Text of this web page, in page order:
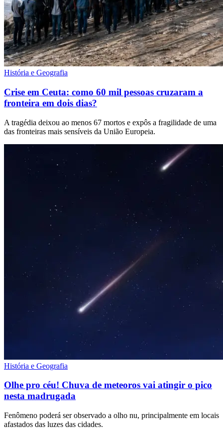
História e Geografia
Crise em Ceuta: como 60 mil pessoas cruzaram a
fronteira em dois dias?
A tragédia deixou ao menos 67 mortos e expôs a fragilidade de uma
das fronteiras mais sensíveis da União Europeia.
História e Geografia
Olhe pro céu! Chuva de meteoros vai atingir o pico
nesta madrugada
Fenômeno poderá ser observado a olho nu, principalmente em locais
afastados das luzes das cidades.